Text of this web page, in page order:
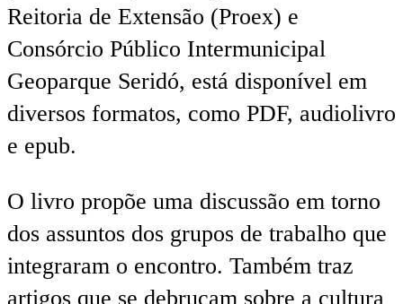
Reitoria de Extensão (Proex) e
Consórcio Público Intermunicipal
Geoparque Seridó, está disponível em
diversos formatos, como PDF, audiolivro
e epub.
O livro propõe uma discussão em torno
dos assuntos dos grupos de trabalho que
integraram o encontro. Também traz
artigos que se debruçam sobre a cultura